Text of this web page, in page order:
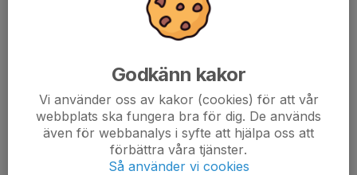
Godkänn kakor
Vi använder oss av kakor (cookies) för att vår
webbplats ska fungera bra för dig. De används
även för webbanalys i syfte att hjälpa oss att
förbättra våra tjänster.
Så använder vi cookies